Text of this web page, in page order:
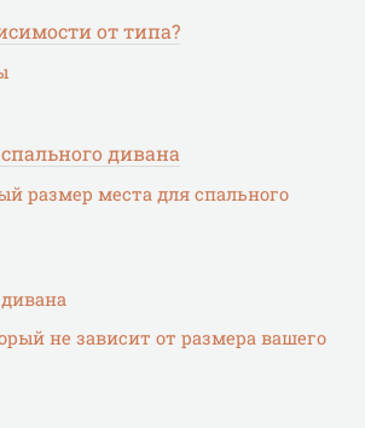
от типа?
дивана
размер места для спального
не зависит от размера вашего